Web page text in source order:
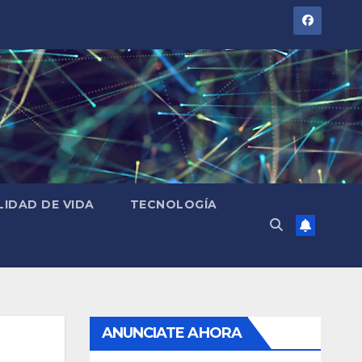
DE VIDA TECNOLOGÍA
ANUNCIATE AHORA